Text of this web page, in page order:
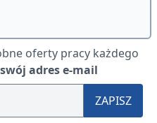
oferty pracy każdego
adres e-mail
ZAPISZ